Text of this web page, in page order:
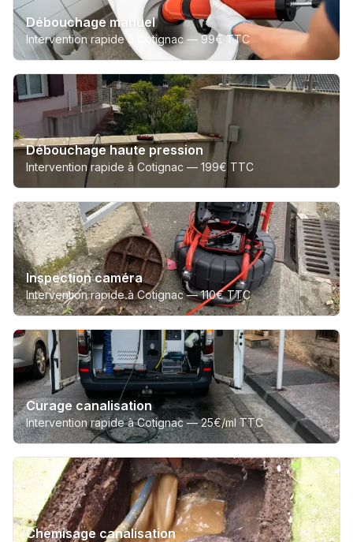
Débouchage manuel
Intervention rapide à Cotignac —99€ TTC
Débouchage haute pression
Intervention rapide à Cotignac — 199€ TTC
Inspection caméra
Intervention rapide à Cotignac —110€ TTC
Curage canalisation
Intervention rapide à Cotignac —25€/ml TTC
Chemisage canalisation